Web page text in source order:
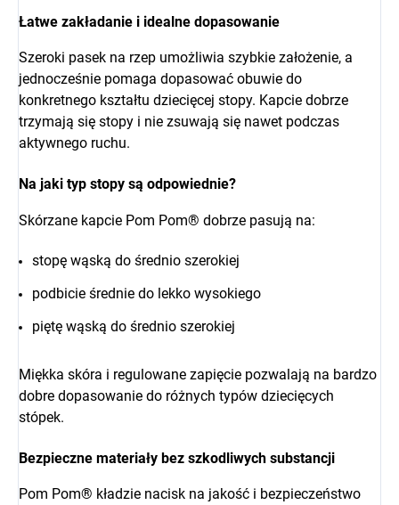
Łatwe zakładanie i idealne dopasowanie
Szeroki pasek na rzep umożliwia szybkie założenie, a
jednocześnie pomaga dopasować obuwie do
konkretnego kształtu dziecięcej stopy. Kapcie dobrze
trzymają się stopy i nie zsuwają się nawet podczas
aktywnego ruchu.
Na jaki typ stopy są odpowiednie?
Skórzane kapcie Pom Pom® dobrze pasują na:
stopę wąską do średnio szerokiej
podbicie średnie do lekko wysokiego
piętę wąską do średnio szerokiej
Miękka skóra i regulowane zapięcie pozwalają na bardzo
dobre dopasowanie do różnych typów dziecięcych
stópek.
Bezpieczne materiały bez szkodliwych substancji
Pom Pom® kładzie nacisk na jakość i bezpieczeństwo